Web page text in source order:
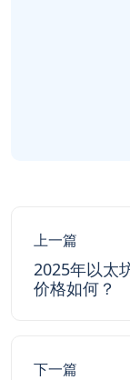
上一篇
2025年以太
价格如何？
下一篇